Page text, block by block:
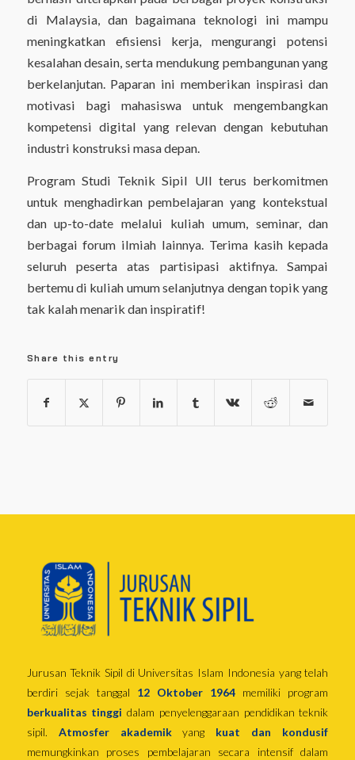
di Malaysia, dan bagaimana teknologi ini mampu
meningkatkan efisiensi kerja, mengurangi potensi
kesalahan desain, serta mendukung pembangunan yang
berkelanjutan. Paparan ini memberikan inspirasi dan
motivasi bagi mahasiswa untuk mengembangkan
kompetensi digital yang relevan dengan kebutuhan
industri konstruksi masa depan.
Program Studi Teknik Sipil UII terus berkomitmen
untuk menghadirkan pembelajaran yang kontekstual
dan up-to-date melalui kuliah umum, seminar, dan
berbagai forum ilmiah lainnya. Terima kasih kepada
seluruh peserta atas partisipasi aktifnya. Sampai
bertemu di kuliah umum selanjutnya dengan topik yang
tak kalah menarik dan inspiratif!
Share this entry
Jurusan Teknik Sipil di Universitas Islam Indonesia yang telah
berdiri sejak tanggal 12 Oktober 1964 memiliki program
berkualitas tinggi dalam penyelenggaraan pendidikan teknik
sipil. Atmosfer akademikyang kuat dan kondusif
memungkinkan proses pembelajaran secara intensif dalam